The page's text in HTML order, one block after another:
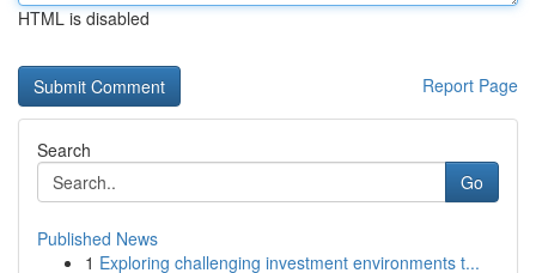
HTML is disabled
Report Page
Search
Go
Published News
1 Exploring challenging investment environments t...